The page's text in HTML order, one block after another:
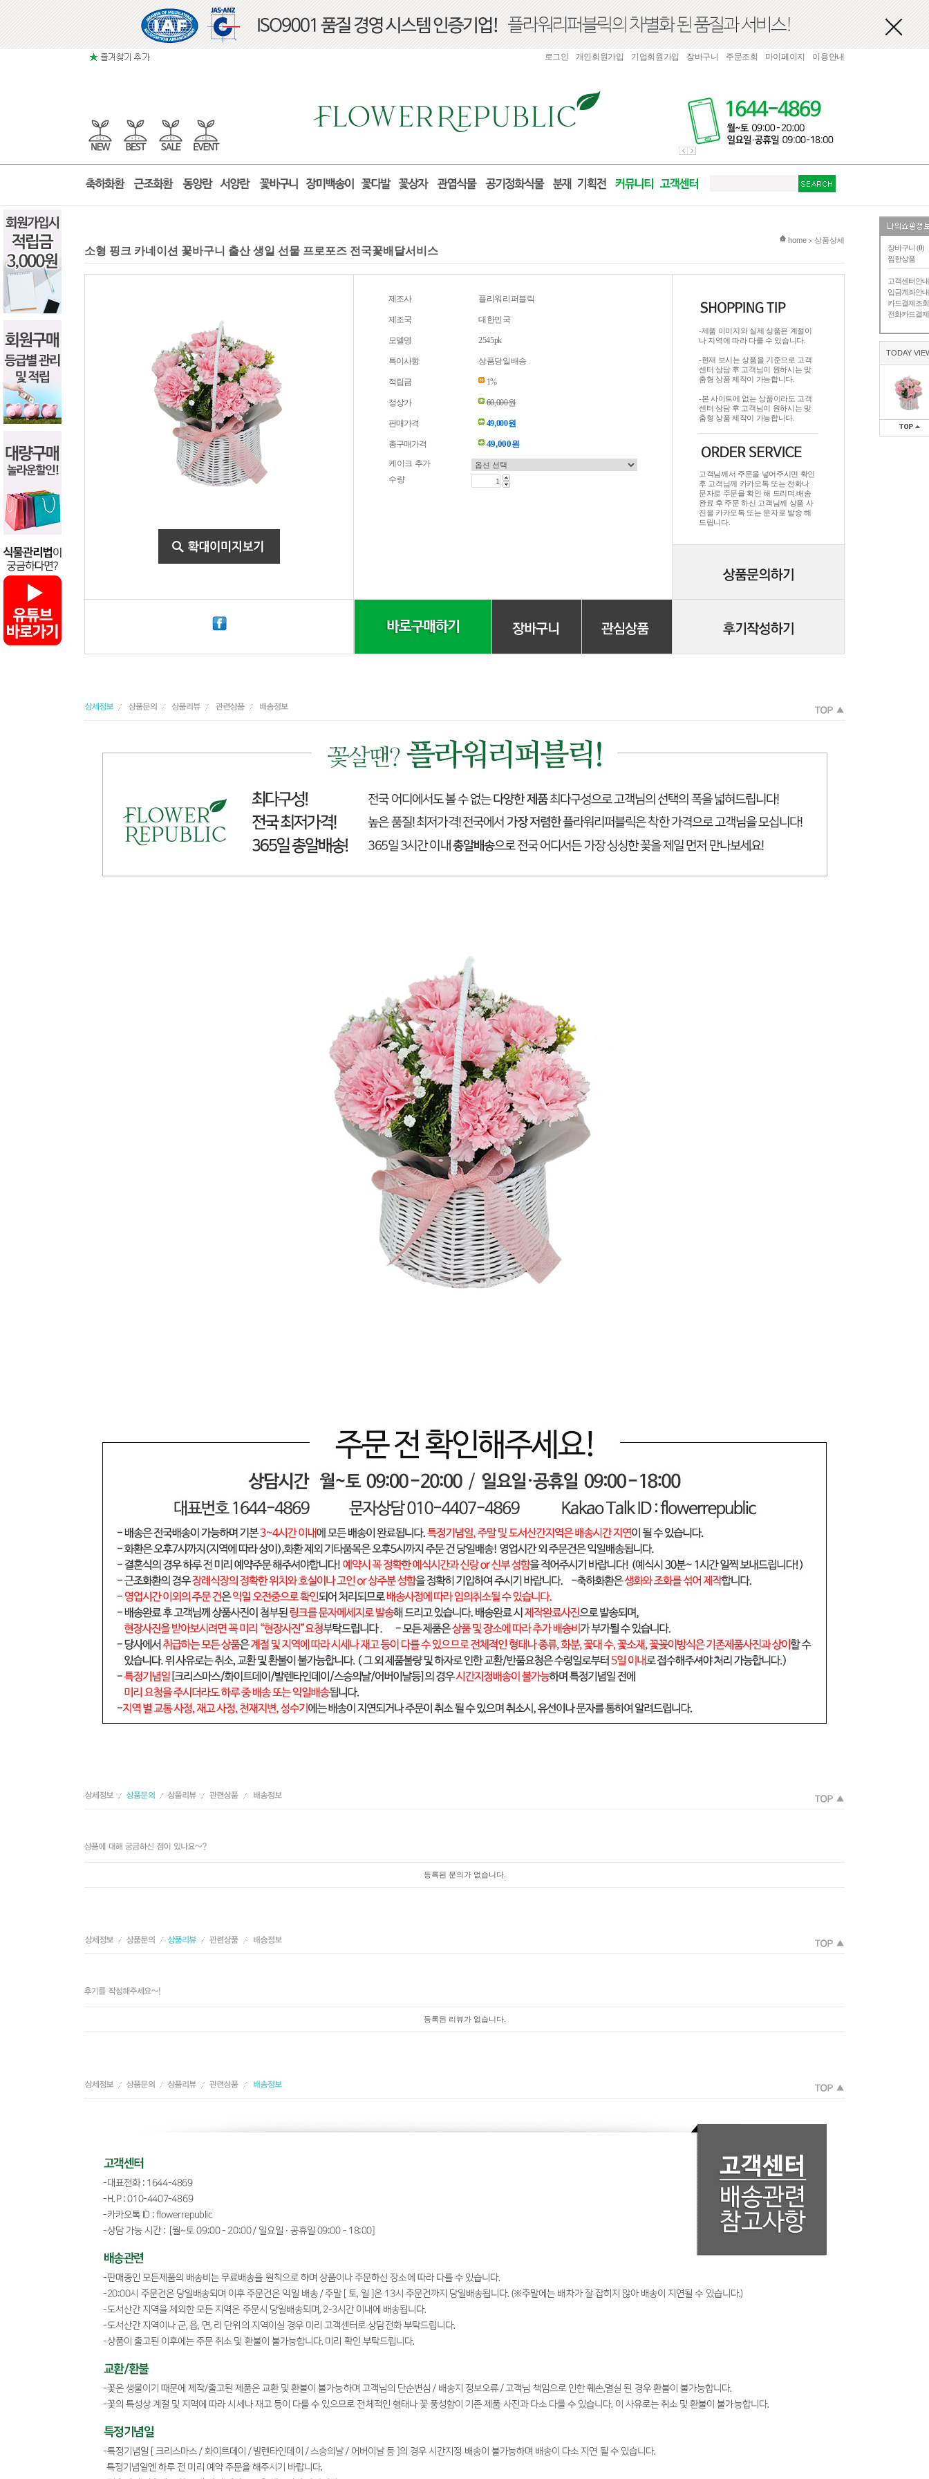
장바구니 (0)
찜한상품
고객센터안내
입금계좌안내
카드결제조회
전화카드결제
TODAY
로그인 개인회원가입 기업회원가입 장바구니 주문조회 마이페이지 이용안내
현재 위치
home > 상품상세
소형 핑크 카네이션 꽃바구니 출산 생일 선물 프로포즈 전국꽃배달서비스
제조사 플리워리퍼블릭
제조국 대한민국
모델명 2545pk
특이사항 상품당일배송
적립금 1%
정상가 60,000원
판매가격 49,000원
총구매가격 49,000원
케이크 추가
수량
-제품 이미지와 실제 상품은 계절이
나 지역에 따라 다를 수 있습니다.
-현재 보시는 상품을 기준으로 고객
센터 상담 후 고객님이 원하시는 맞
춤형 상품 제작이 가능합니다.
-본 사이트에 없는 상품이라도 고객
센터 상담 후 고객님이 원하시는 맞
춤형 상품 제작이 가능합니다.
고객님께서 주문을 넣어주시면 확인
후 고객님께 카카오톡 또는 전화나
문자로 주문을 확인 해 드리며.배송
완료 후 주문 하신 고객님께 상품 사
진을 카카오톡 또는 문자로 발송 해
드립니다.
등록된 문의가 없습니다.
등록된 리뷰가 없습니다.